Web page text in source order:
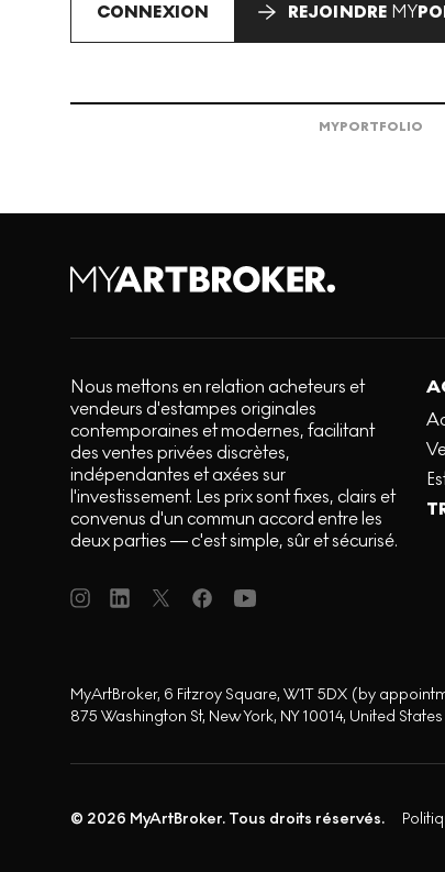
CONNEXION REJOINDRE MY
MYPORTFOLIO
Nous mettons en relation acheteurs et
vendeurs d'estampes originales
contemporaines et modernes, facilitant
des ventes privées discrètes,
indépendantes et axées sur
l'investissement. Les prix sont fixes, clairs et
convenus d'un commun accord entre les
deux parties — c'est simple, sûr et sécurisé.
MyArtBroker, 6 Fitzroy Square, W1T 5DX (by
875 Washington St, New York, NY 10014, United
© 2026 MyArtBroker. Tous droits réservés.